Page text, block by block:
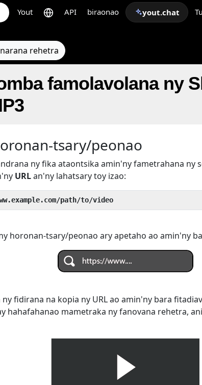
Yout API biraonao yout.chat
rehetra
famolavolana ny
tsary/peonao
ny fika ataontsika amin'ny fametrahana ny
URLan'ny lahatsary toy izao:
path/to/video
horonan-tsary/peonao ary apetaho ao amin'ny
fidirana na kopia ny URL ao amin'ny bara
hahafahanao mametraka ny fanovana rehetra,